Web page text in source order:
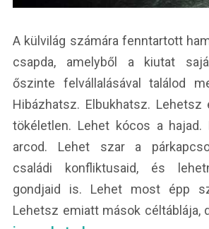
A külvilág számára fenntartott
csapda, amelyből a kiutat
őszinte felvállalásával találod
Hibázhatsz. Elbukhatsz. Lehetsz
tökéletlen. Lehet kócos a hajad.
arcod. Lehet szar a
családi konfliktusaid, és
gondjaid is. Lehet most épp
Lehetsz emiatt mások céltáblája,